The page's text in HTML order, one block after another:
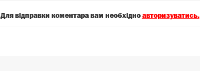
Для вiдправки коментара вам необхiдно авторизуватись.